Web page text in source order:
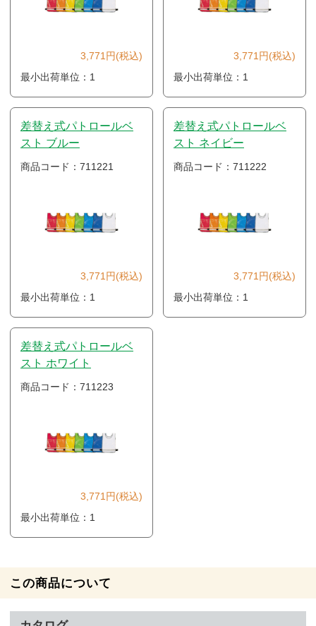
3,771円(税込)
最小出荷単位：1
3,771円(税込)
最小出荷単位：1
差替え式パトロールベ
スト ブルー
商品コード：711221
3,771円(税込)
最小出荷単位：1
差替え式パトロールベ
スト ネイビー
商品コード：711222
3,771円(税込)
最小出荷単位：1
差替え式パトロールベ
スト ホワイト
商品コード：711223
3,771円(税込)
最小出荷単位：1
この商品について